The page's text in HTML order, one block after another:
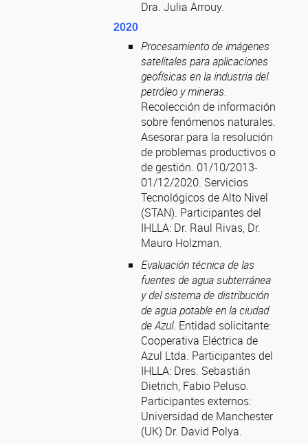
Dra. Julia Arrouy.
2020
Procesamiento de imágenes
satelitales para aplicaciones
geofísicas en la industria del
petróleo y mineras.
Recolección de información
sobre fenómenos naturales.
Asesorar para la resolución
de problemas productivos o
de gestión. 01/10/2013-
01/12/2020. Servicios
Tecnológicos de Alto Nivel
(STAN). Participantes del
IHLLA: Dr. Raul Rivas, Dr.
Mauro Holzman.
Evaluación técnica de las
fuentes de agua subterránea
y del sistema de distribución
de agua potable en la ciudad
de Azul. Entidad solicitante:
Cooperativa Eléctrica de
Azul Ltda. Participantes del
IHLLA: Dres. Sebastián
Dietrich, Fabio Peluso.
Participantes externos:
Universidad de Manchester
(UK) Dr. David Polya.